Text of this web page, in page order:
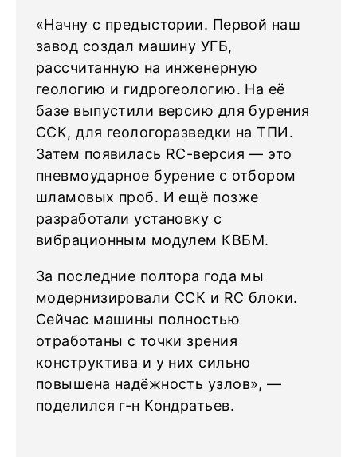
«Начну с предыстории. Первой наш
завод создал машину УГБ,
рассчитанную на инженерную
геологию и гидрогеологию. На её
базе выпустили версию для бурения
ССК, для геологоразведки на ТПИ.
Затем появилась RС-версия — это
пневмоударное бурение с отбором
шламовых проб. И ещё позже
разработали установку с
вибрационным модулем КВБМ.
За последние полтора года мы
модернизировали ССК и RС блоки.
Сейчас машины полностью
отработаны с точки зрения
конструктива и у них сильно
повышена надёжность узлов», —
поделился г-н Кондратьев.